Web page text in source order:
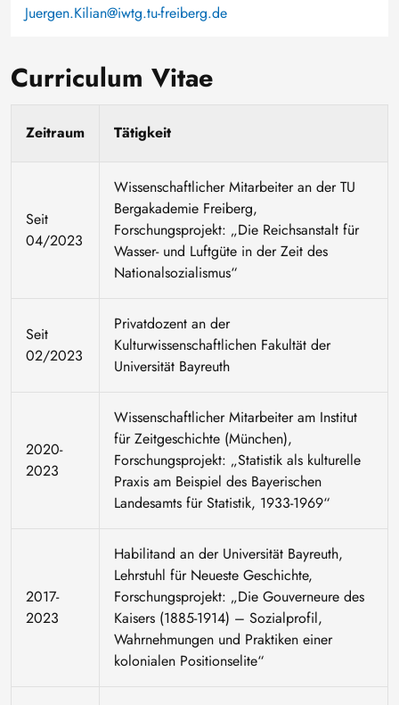
Juergen.Kilian@iwtg.tu-freiberg.de
Curriculum Vitae
Zeitraum Tätigkeit
Seit
04/2023
Wissenschaftlicher Mitarbeiter an der TU
Bergakademie Freiberg,
Forschungsprojekt: „Die Reichsanstalt für
Wasser- und Luftgüte in der Zeit des
Nationalsozialismus“
Seit
02/2023
Privatdozent an der
Kulturwissenschaftlichen Fakultät der
Universität Bayreuth
2020-
2023
Wissenschaftlicher Mitarbeiter am Institut
für Zeitgeschichte (München),
Forschungsprojekt: „Statistik als kulturelle
Praxis am Beispiel des Bayerischen
Landesamts für Statistik, 1933-1969“
2017-
2023
Habilitand an der Universität Bayreuth,
Lehrstuhl für Neueste Geschichte,
Forschungsprojekt: „Die Gouverneure des
Kaisers (1885-1914) – Sozialprofil,
Wahrnehmungen und Praktiken einer
kolonialen Positionselite“